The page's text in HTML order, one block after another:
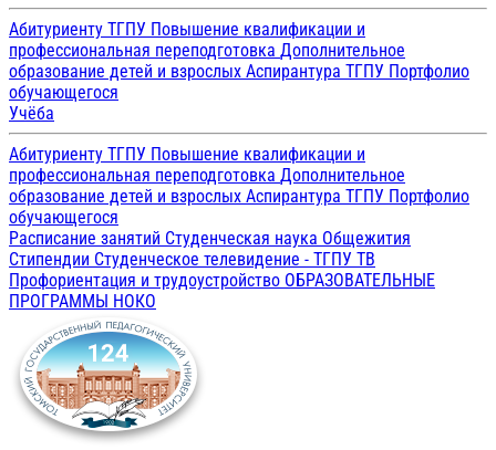
Абитуриенту ТГПУ Повышение квалификации и
профессиональная переподготовка Дополнительное
образование детей и взрослых Аспирантура ТГПУ Портфолио
обучающегося
Учёба
Абитуриенту ТГПУ Повышение квалификации и
профессиональная переподготовка Дополнительное
образование детей и взрослых Аспирантура ТГПУ Портфолио
обучающегося
Расписание занятий Студенческая наука Общежития
Стипендии Студенческое телевидение - ТГПУ ТВ
Профориентация и трудоустройство ОБРАЗОВАТЕЛЬНЫЕ
ПРОГРАММЫ НОКО